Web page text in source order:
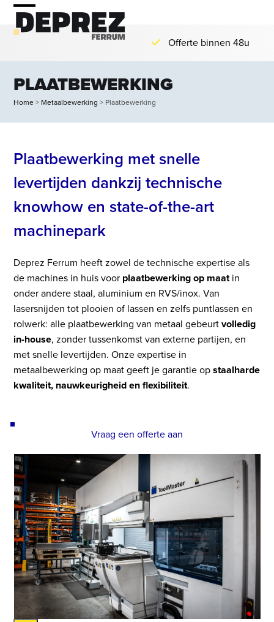
Skip
content
Open
mobile
Close
mobile Meer dan 10 jaar ervaring
PLAATBEWERKING
Home> Metaalbewerking > Plaatbewerking
Plaatbewerking met snelle
levertijden dankzij technische
knowhow en state-of-the-art
machinepark
Deprez Ferrum heeft zowel de technische expertise als
de machines in huis voor plaatbewerking op maatin
onder andere staal, aluminium en RVS/inox. Van
lasersnijden tot plooien of lassen en zelfs puntlassen en
rolwerk: alle plaatbewerking van metaal gebeurtvolledig
in-house, zonder tussenkomst van externe partijen, en
met snelle levertijden. Onze expertise in
metaalbewerking op maat geeft je garantie opstaalharde
kwaliteit, nauwkeurigheid en flexibiliteit.
Vraag een offerte aan
Use
the
left
and
right
arrow
keys
to
access
carousel